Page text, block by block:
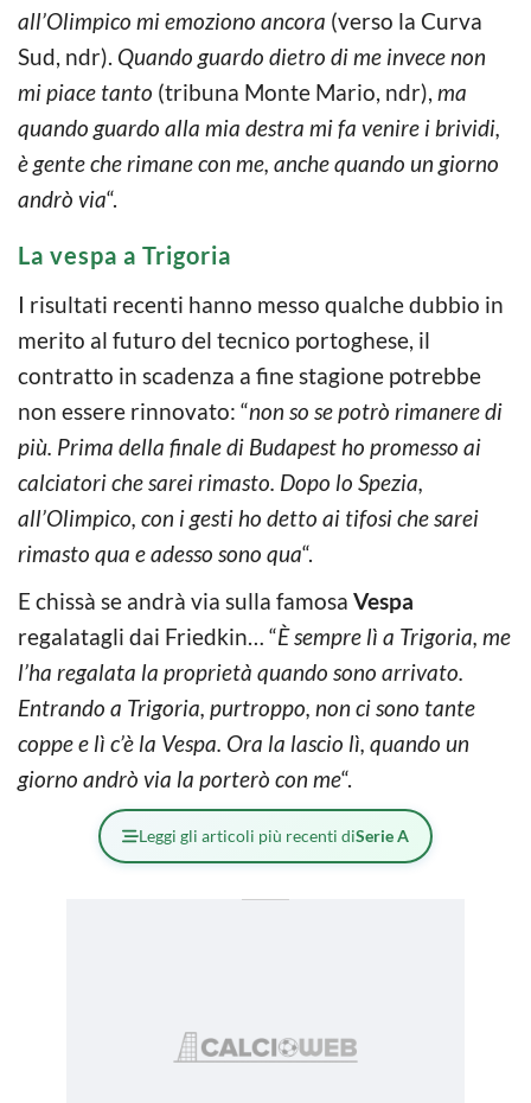
all’Olimpico mi emoziono ancora (verso la Curva
Sud, ndr). Quando guardo dietro di me invece non
mi piace tanto (tribuna Monte Mario, ndr), ma
quando guardo alla mia destra mi fa venire i brividi,
è gente che rimane con me, anche quando un giorno
andrò via“.
La vespa a Trigoria
I risultati recenti hanno messo qualche dubbio in
merito al futuro del tecnico portoghese, il
contratto in scadenza a fine stagione potrebbe
non essere rinnovato: “non so se potrò rimanere di
più. Prima della finale di Budapest ho promesso ai
calciatori che sarei rimasto. Dopo lo Spezia,
all’Olimpico, con i gesti ho detto ai tifosi che sarei
rimasto qua e adesso sono qua“.
E chissà se andrà via sulla famosa Vespa
regalatagli dai Friedkin… “È sempre lì a Trigoria, me
l’ha regalata la proprietà quando sono arrivato.
Entrando a Trigoria, purtroppo, non ci sono tante
coppe e lì c’è la Vespa. Ora la lascio lì, quando un
giorno andrò via la porterò con me“.
Leggi gli articoli più recenti diSerie A